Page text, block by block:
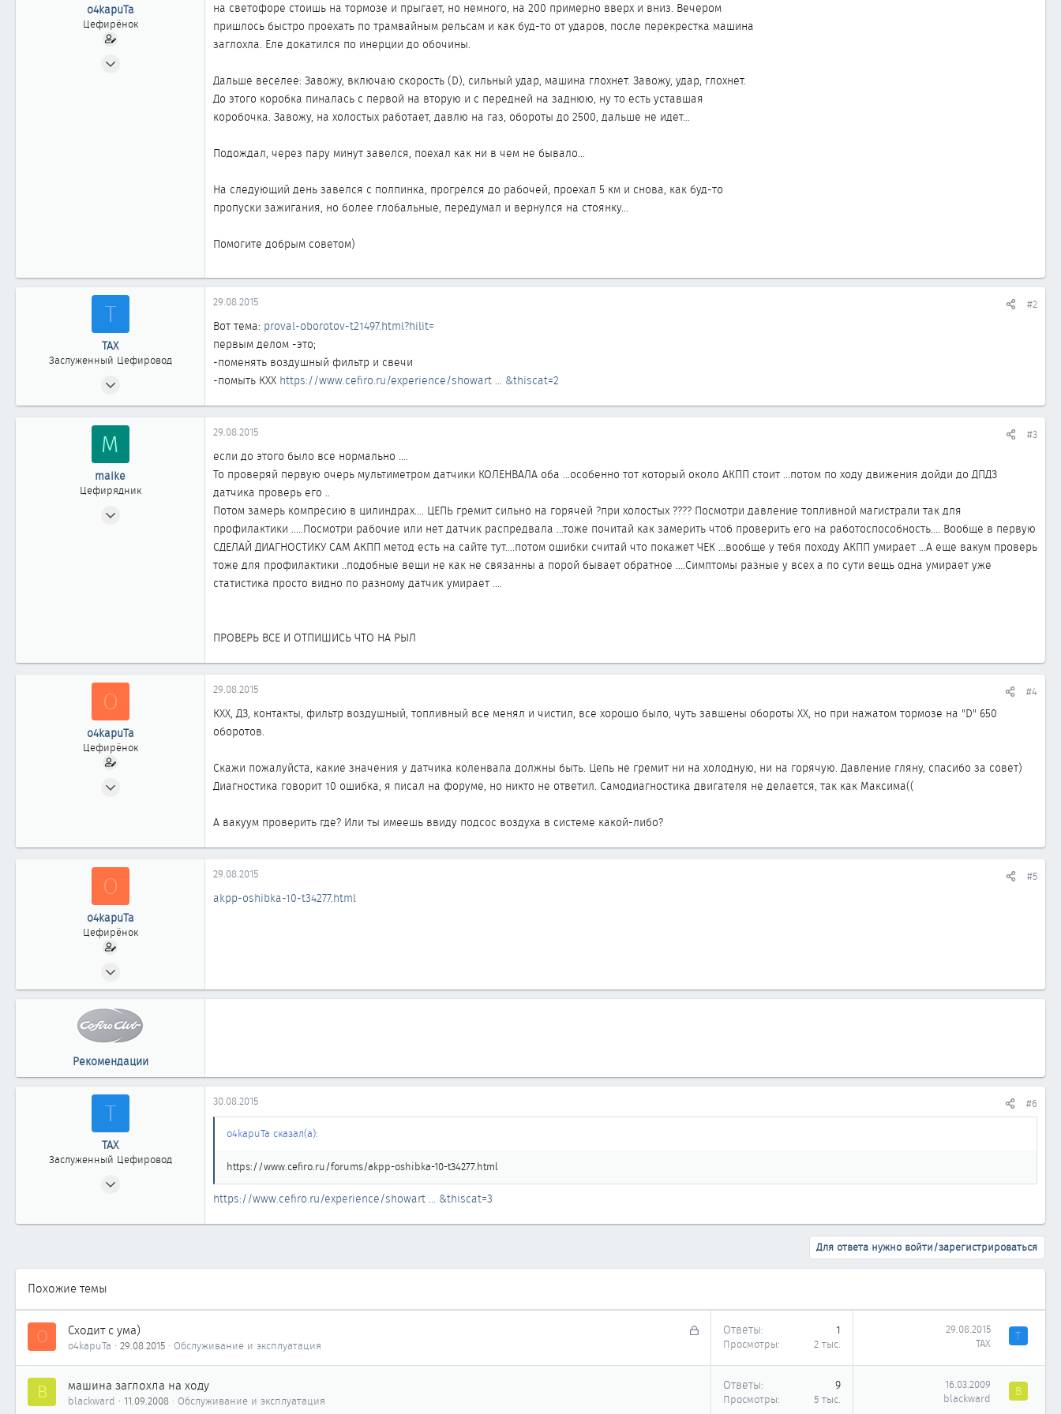
а
o4kapuTa
Цефирёнок
на светофоре стоишь на тормозе и прыгает, но немного, на 200 примерно вверх и вниз. Вечером
пришлось быстро проехать по трамвайным рельсам и как буд-то от ударов, после перекрестка машина
заглохла. Еле докатился по инерции до обочины.
Дальше веселее: Завожу, включаю скорость (D), сильный удар, машина глохнет. Завожу, удар, глохнет.
До этого коробка пиналась с первой на вторую и с передней на заднюю, ну то есть уставшая
коробочка. Завожу, на холостых работает, давлю на газ, обороты до 2500, дальше не идет...
Подождал, через пару минут завелся, поехал как ни в чем не бывало...
На следующий день завелся с полпинка, прогрелся до рабочей, проехал 5 км и снова, как буд-то
пропуски зажигания, но более глобальные, передумал и вернулся на стоянку...
Помогите добрым советом)
Т
ТАХ
Заслуженный Цефировод
29.08.2015 #2
Вот тема: proval-oborotov-t21497.html?hilit=
первым делом -это;
-поменять воздушный фильтр и свечи
-помыть КХХ https://www.cefiro.ru/experience/showart ... &thiscat=2
M
maike
Цефирядник
29.08.2015 #3
если до этого было все нормально ....
То проверяй первую очерь мультиметром датчики КОЛЕНВАЛА оба ...особенно тот который около АКПП стоит ...потом по ходу движения дойди до ДПДЗ
датчика проверь его ..
Потом замерь компресию в цилиндрах.... ЦЕПЬ гремит сильно на горячей ?при холостых ???? Посмотри давление топливной магистрали так для
профилактики .....Посмотри рабочие или нет датчик распредвала ...тоже почитай как замерить чтоб проверить его на работоспособность.... Вообще в первую
СДЕЛАЙ ДИАГНОСТИКУ САМ АКПП метод есть на сайте тут....потом ошибки считай что покажет ЧЕК ...вообще у тебя походу АКПП умирает ...А еще вакум проверь
тоже для профилактики ..подобные вещи не как не связанны а порой бывает обратное ....Симптомы разные у всех а по сути вещь одна умирает уже
статистика просто видно по разному датчик умирает ....
ПРОВЕРЬ ВСЕ И ОТПИШИСЬ ЧТО НА РЫЛ
O
o4kapuTa
Цефирёнок
29.08.2015 #4
КХХ, ДЗ, контакты, фильтр воздушный, топливный все менял и чистил, все хорошо было, чуть завшены обороты ХХ, но при нажатом тормозе на "D" 650
оборотов.
Скажи пожалуйста, какие значения у датчика коленвала должны быть. Цепь не гремит ни на холодную, ни на горячую. Давление гляну, спасибо за совет)
Диагностика говорит 10 ошибка, я писал на форуме, но никто не ответил. Самодиагностика двигателя не делается, так как Максима((
А вакуум проверить где? Или ты имеешь ввиду подсос воздуха в системе какой-либо?
O
o4kapuTa
Цефирёнок
15
29.08.2015 #5
akpp-oshibka-10-t34277.html
Рекомендации
Т
ТАХ
Заслуженный Цефировод
30.08.2015 #6
o4kapuTa сказал(а):
https://www.cefiro.ru/forums/akpp-oshibka-10-t34277.html
https://www.cefiro.ru/experience/showart ... &thiscat=3
Для ответа нужно войти/зарегистрироваться
Похожие темы
O
З
Сходит с ума)
o4kapuTa 29.08.2015 Обслуживание и эксплуатация
Ответы 1
Просмотры 2 тыс.
29.08.2015
ТАХ
Т
B машина заглохла на ходу
blackward 11.09.2008 Обслуживание и эксплуатация
Ответы 9
Просмотры 5 тыс.
16.03.2009
blackward
B